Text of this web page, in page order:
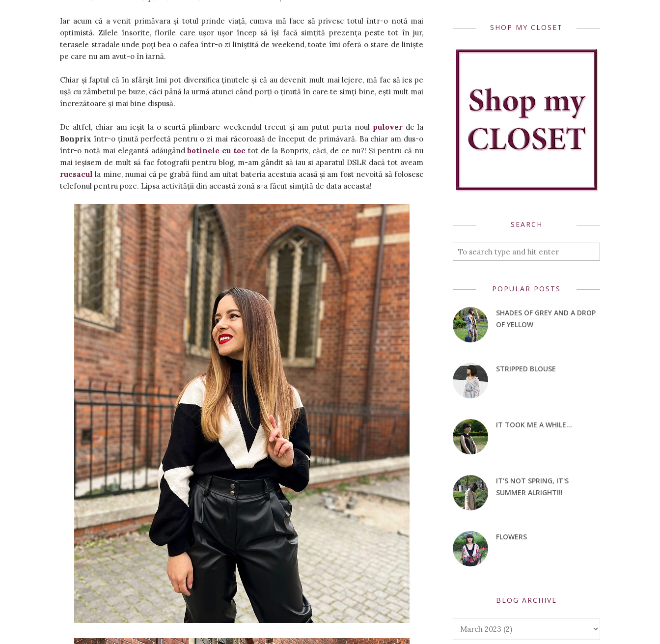
Iar acum că a venit primăvara și totul prinde viață, cumva mă face să privesc totul într-o notă mai
optimistă. Zilele însorite, florile care ușor ușor încep să își facă simțită prezența peste tot în jur,
terasele stradale unde poți bea o cafea într-o zi liniștită de weekend, toate îmi oferă o stare de liniște
pe care nu am avut-o în iarnă.
Chiar și faptul că în sfârșit îmi pot diversifica ținutele și că au devenit mult mai lejere, mă fac să ies pe
ușă cu zâmbetul pe buze, căci până la urmă atunci când porți o ținută în care te simți bine, ești mult mai
încrezătoare și mai bine dispusă.
De altfel, chiar am ieșit la o scurtă plimbare weekendul trecut și am putut purta noul puloverde la
Bonprix într-o ținută perfectă pentru o zi mai răcoroasă de început de primăvară. Ba chiar am dus-o
într-o notă mai elegantă adăugândbotinele cu toc tot de la Bonprix, căci, de ce nu?! Și pentru că nu
mai ieșisem de mult să fac fotografii pentru blog, m-am gândit să iau si aparatul DSLR dacă tot aveam
rucsacul la mine, numai că pe grabă fiind am uitat bateria acestuia acasă și am fost nevoită să folosesc
telefonul pentru poze. Lipsa activității din această zonă s-a făcut simțită de data aceasta!
SHOP MY CLOSET
SEARCH
POPULAR POSTS
SHADES OF GREY AND A DROP
OF YELLOW
STRIPPED BLOUSE
IT TOOK ME A WHILE...
IT'S NOT SPRING, IT'S
SUMMER ALRIGHT!!!
FLOWERS
BLOG ARCHIVE